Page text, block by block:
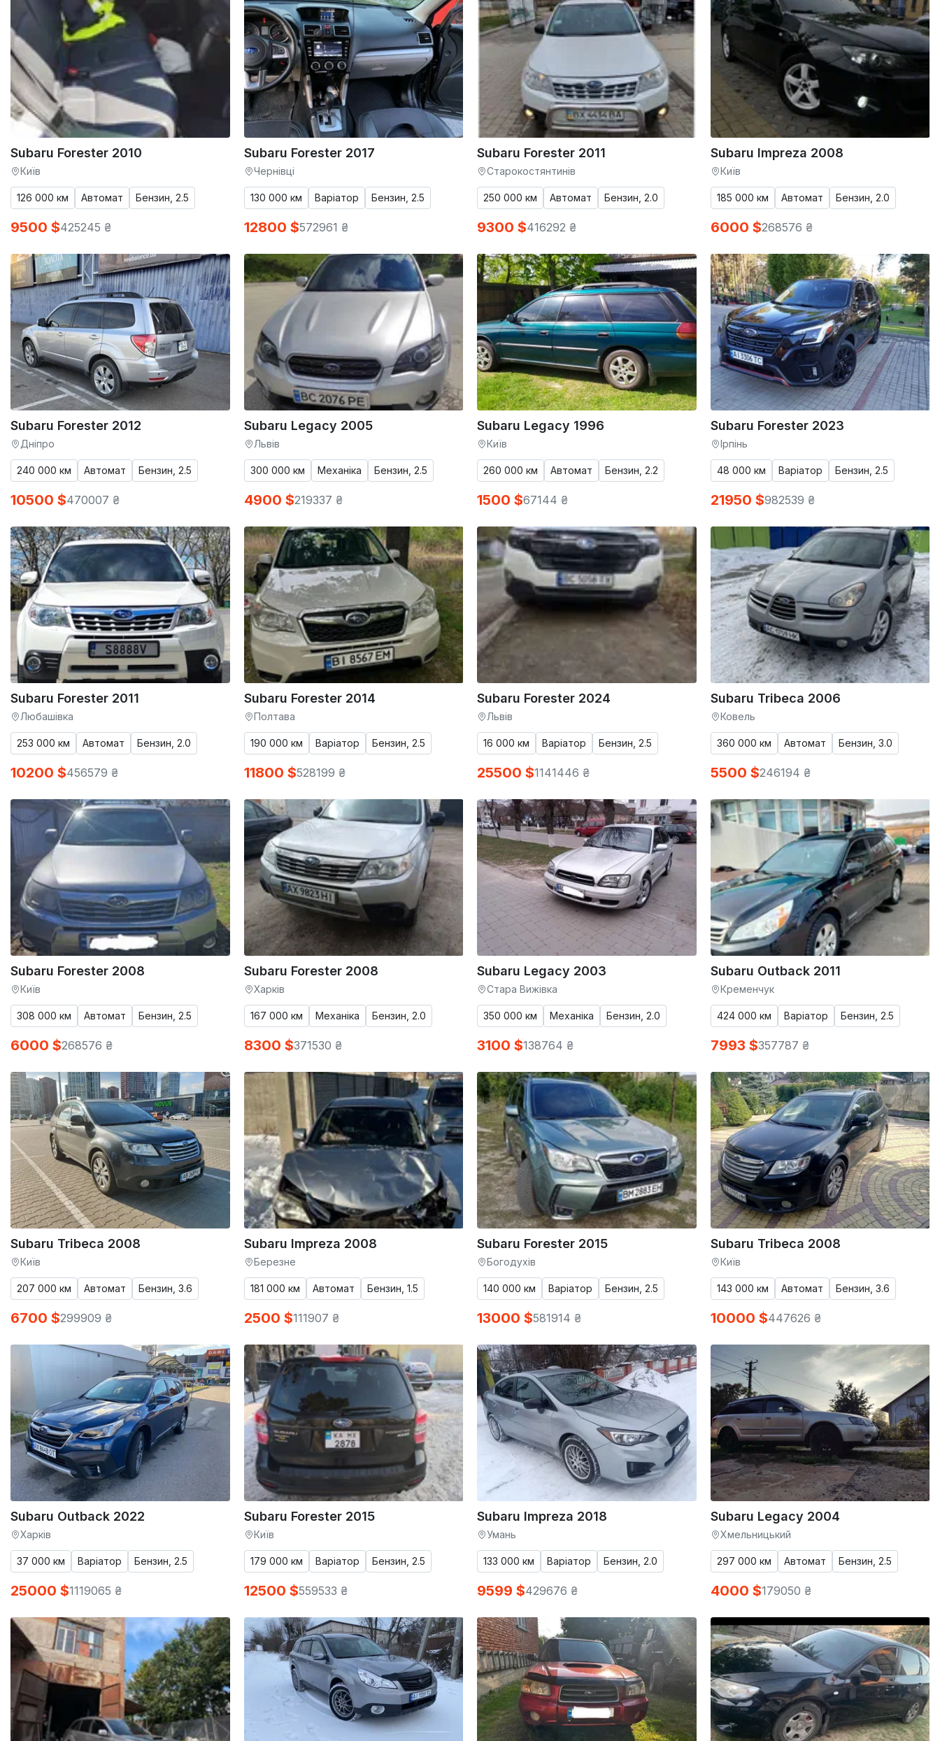
Subaru Forester 2010
Київ
126 000 км Автомат Бензин, 2.5
9500 $425245 ₴
Subaru Forester 2017
Чернівці
130 000 км Варіатор Бензин, 2.5
12800 $572961 ₴
Subaru Forester 2011
Старокостянтинів
250 000 км Автомат Бензин, 2.0
9300 $416292 ₴
Subaru Impreza 2008
Київ
185 000 км Автомат Бензин, 2.0
6000 $268576 ₴
Subaru Forester 2012
Дніпро
240 000 км Автомат Бензин, 2.5
10500 $470007 ₴
Subaru Legacy 2005
Львів
300 000 км Механіка Бензин, 2.5
4900 $219337 ₴
Subaru Legacy 1996
Київ
260 000 км Автомат Бензин, 2.2
1500 $67144 ₴
Subaru Forester 2023
Ірпінь
48 000 км Варіатор Бензин, 2.5
21950 $982539 ₴
Subaru Forester 2011
Любашівка
253 000 км Автомат Бензин, 2.0
10200 $456579 ₴
Subaru Forester 2014
Полтава
190 000 км Варіатор Бензин, 2.5
11800 $528199 ₴
Subaru Forester 2024
Львів
16 000 км Варіатор Бензин, 2.5
25500 $1141446 ₴
Subaru Tribeca 2006
Ковель
360 000 км Автомат Бензин, 3.0
5500 $246194 ₴
Subaru Forester 2008
Київ
308 000 км Автомат Бензин, 2.5
6000 $268576 ₴
Subaru Forester 2008
Харків
167 000 км Механіка Бензин, 2.0
8300 $371530 ₴
Subaru Legacy 2003
Стара Вижівка
350 000 км Механіка Бензин, 2.0
3100 $138764 ₴
Subaru Outback 2011
Кременчук
424 000 км Варіатор Бензин, 2.5
7993 $357787 ₴
Subaru Tribeca 2008
Київ
207 000 км Автомат Бензин, 3.6
6700 $299909 ₴
Subaru Impreza 2008
Березне
181 000 км Автомат Бензин, 1.5
2500 $111907 ₴
Subaru Forester 2015
Богодухів
140 000 км Варіатор Бензин, 2.5
13000 $581914 ₴
Subaru Tribeca 2008
Київ
143 000 км Автомат Бензин, 3.6
10000 $447626 ₴
Subaru Outback 2022
Харків
37 000 км Варіатор Бензин, 2.5
25000 $1119065 ₴
Subaru Forester 2015
Київ
179 000 км Варіатор Бензин, 2.5
12500 $559533 ₴
Subaru Impreza 2018
Умань
133 000 км Варіатор Бензин, 2.0
9599 $429676 ₴
Subaru Legacy 2004
Хмельницький
297 000 км Автомат Бензин, 2.5
4000 $179050 ₴